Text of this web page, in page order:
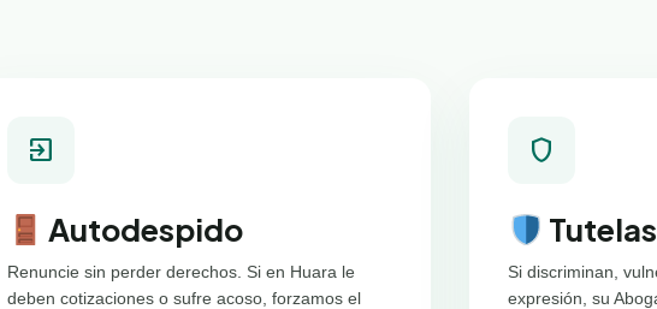
exit_to_app
Autodespido
Renuncie sin perder derechos. Si en Huara le
deben cotizaciones o sufre acoso, forzamos el
shield
Si discriminan,
expresión, su